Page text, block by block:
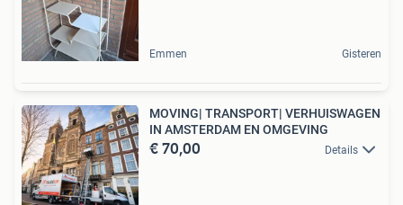
Emmen Gisteren
MOVING| TRANSPORT| VERHUISWAGEN
IN AMSTERDAM EN OMGEVING
€ 70,00 Details